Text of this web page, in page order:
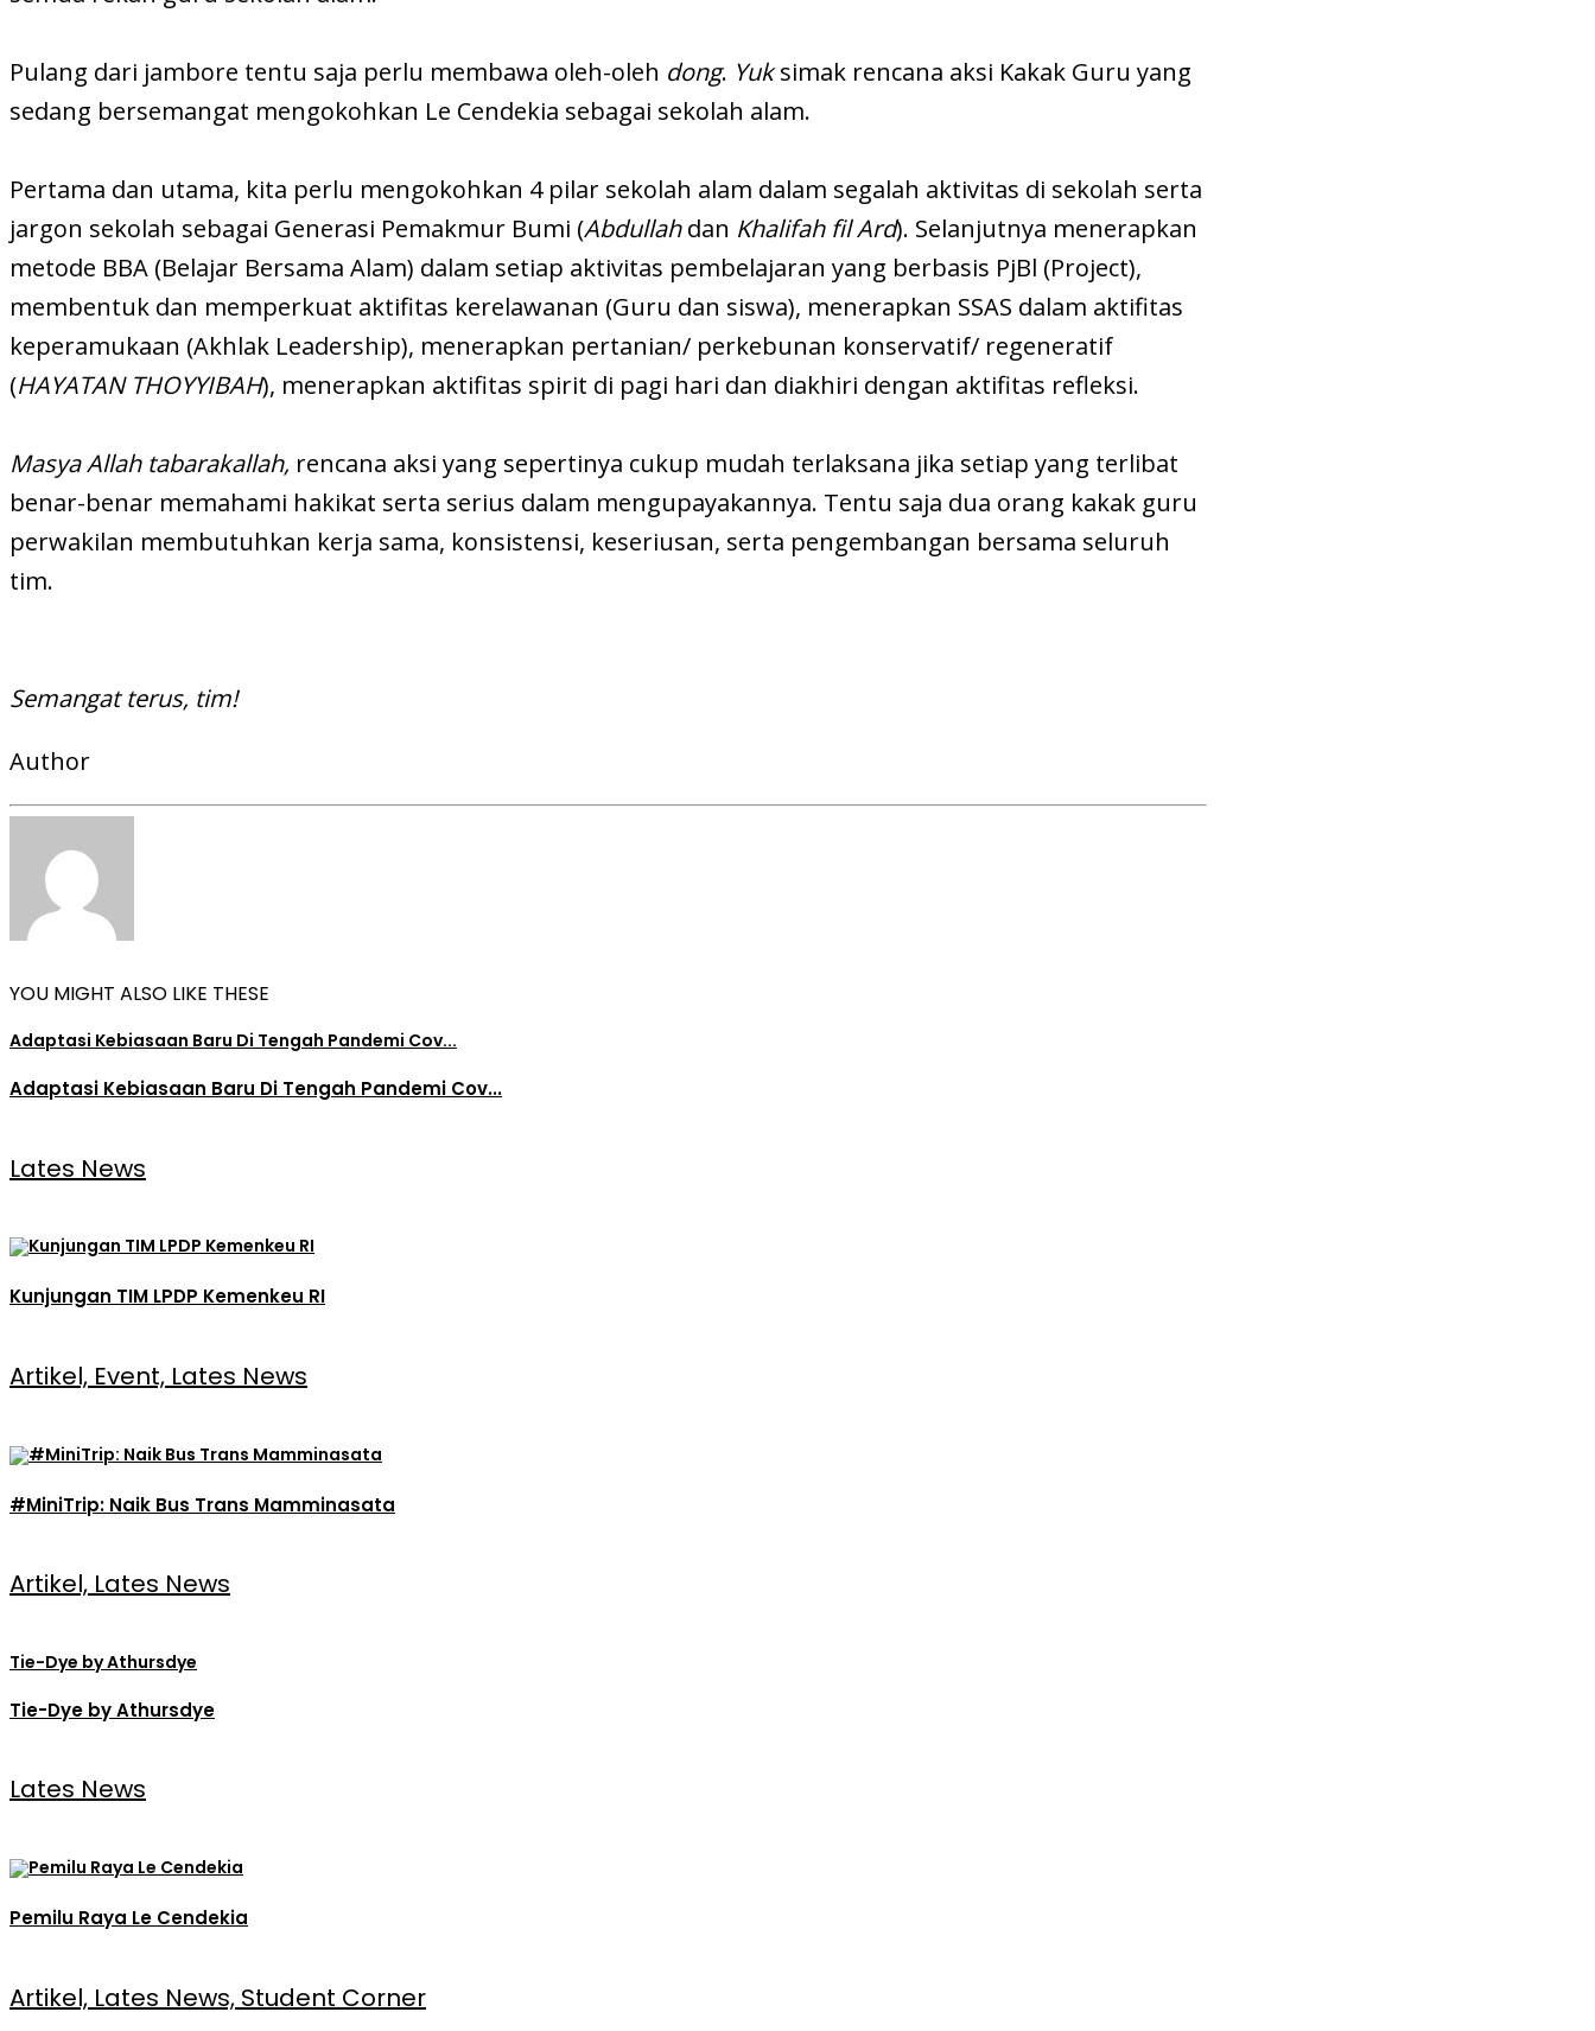
Pulang dari jambore tentu saja perlu membawa oleh-oleh dong. Yuksimak rencana aksi Kakak Guru yang
sedang bersemangat mengokohkan Le Cendekia sebagai sekolah alam.
Pertama dan utama, kita perlu mengokohkan 4 pilar sekolah alam dalam segalah aktivitas di sekolah serta
jargon sekolah sebagai Generasi Pemakmur Bumi (Abdullahdan Khalifah fil Ard). Selanjutnya menerapkan
metode BBA (Belajar Bersama Alam) dalam setiap aktivitas pembelajaran yang berbasis PjBl (Project),
membentuk dan memperkuat aktifitas kerelawanan (Guru dan siswa), menerapkan SSAS dalam aktifitas
keperamukaan (Akhlak Leadership), menerapkan pertanian/ perkebunan konservatif/ regeneratif
(HAYATAN THOYYIBAH), menerapkan aktifitas spirit di pagi hari dan diakhiri dengan aktifitas refleksi.
Masya Allah tabarakallah, rencana aksi yang sepertinya cukup mudah terlaksana jika setiap yang terlibat
benar-benar memahami hakikat serta serius dalam mengupayakannya. Tentu saja dua orang kakak guru
perwakilan membutuhkan kerja sama, konsistensi, keseriusan, serta pengembangan bersama seluruh
tim.
Semangat terus, tim!
Author
YOU MIGHT ALSO LIKE THESE
Adaptasi Kebiasaan Baru Di Tengah Pandemi Cov...
Adaptasi Kebiasaan Baru Di Tengah Pandemi Cov...
Lates News
Kunjungan TIM LPDP Kemenkeu RI
Artikel, Event, Lates News
#MiniTrip: Naik Bus Trans Mamminasata
Artikel, Lates News
Tie-Dye by Athursdye
Tie-Dye by Athursdye
Lates News
Pemilu Raya Le Cendekia
Artikel, Lates News, Student Corner